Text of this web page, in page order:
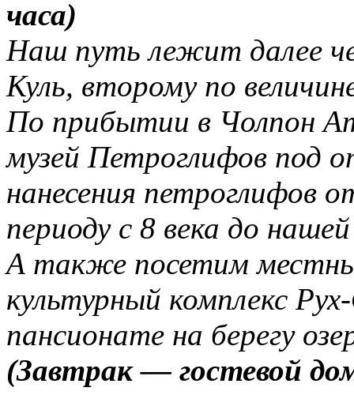
часа)
Наш путь лежит далее
Куль, второму по
По прибытии в Чолпон
музей Петроглифов под
нанесения петроглифов
периоду с 8 века до
А также посетим
культурный комплекс
пансионате на берегу
(Завтрак — гостевой